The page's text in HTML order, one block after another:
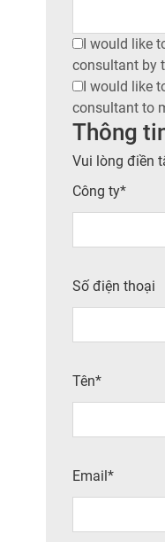
I would like
consultant by
I would like
consultant to
Thông
Vui lòng điền
Công ty*
Số điện thoại
Tên*
Email*